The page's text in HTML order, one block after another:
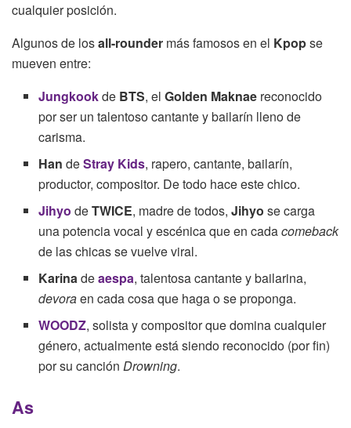
cualquier posición.
Algunos de losall-rounder más famosos en el Kpopse
mueven entre:
Jungkookde BTS, elGolden Maknae reconocido
por ser un talentoso cantante y bailarín lleno de
carisma.
Han deStray Kids, rapero, cantante, bailarín,
productor, compositor. De todo hace este chico.
Jihyo deTWICE, madre de todos,Jihyose carga
una potencia vocal y escénica que en cadacomeback
de las chicas se vuelve viral.
Karinadeaespa, talentosa cantante y bailarina,
devoraen cada cosa que haga o se proponga.
WOODZ, solista y compositor que domina cualquier
género, actualmente está siendo reconocido (por fin)
por su canciónDrowning.
As